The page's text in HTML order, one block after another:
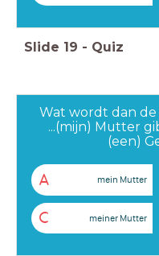
Slide 19 - Quiz
Wat wordt dan
...(mijn) Mutter
(een)
A mein Mutter
C meiner Mutter